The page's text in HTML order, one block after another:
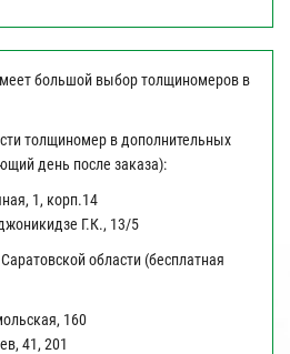
большой выбор толщиномеров в
толщиномер в дополнительных
день после заказа):
1, корп.14
Г.К., 13/5
области (бесплатная
160
41, 201